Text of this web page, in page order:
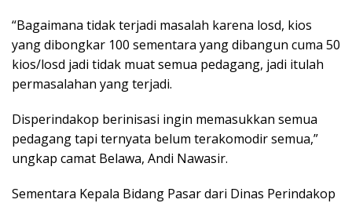
“Bagaimana tidak terjadi masalah karena losd, kios
yang dibongkar 100 sementara yang dibangun cuma 50
kios/losd jadi tidak muat semua pedagang, jadi itulah
permasalahan yang terjadi.
Disperindakop berinisasi ingin memasukkan semua
pedagang tapi ternyata belum terakomodir semua,”
ungkap camat Belawa, Andi Nawasir.
Sementara Kepala Bidang Pasar dari Dinas Perindakop